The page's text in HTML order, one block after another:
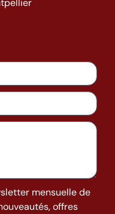
mensuelle de
offres